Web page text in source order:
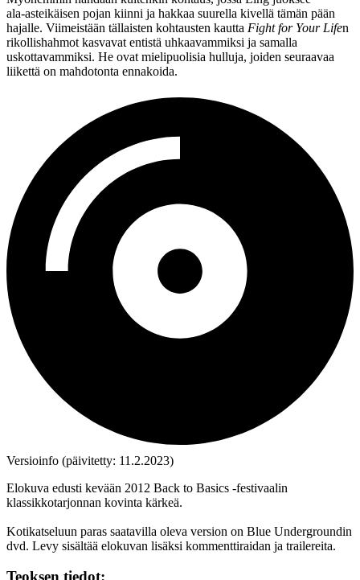
ala‑asteikäisen pojan kiinni ja hakkaa suurella kivellä tämän pään
hajalle. Viimeistään tällaisten kohtausten kautta Fight for Your Lifen
rikollishahmot kasvavat entistä uhkaavammiksi ja samalla
uskottavammiksi. He ovat mielipuolisia hulluja, joiden seuraavaa
liikettä on mahdotonta ennakoida.
Versioinfo (päivitetty: 11.2.2023)
Elokuva edusti kevään 2012 Back to Basics ‑festivaalin
klassikkotarjonnan kovinta kärkeä.
Kotikatseluun paras saatavilla oleva version on Blue Undergroundin
dvd. Levy sisältää elokuvan lisäksi kommenttiraidan ja trailereita.
Teoksen tiedot: